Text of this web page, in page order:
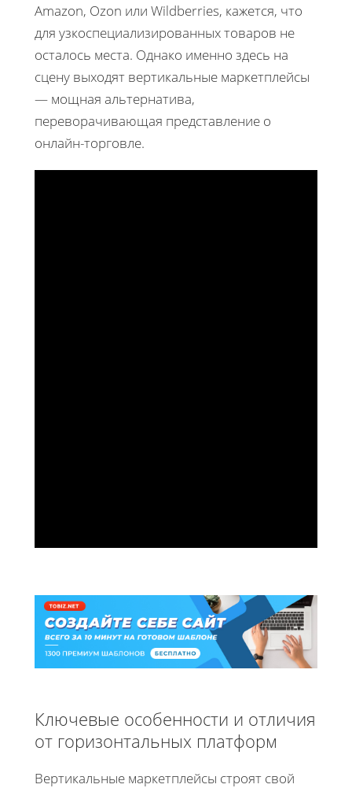
Amazon, Ozon или Wildberries, кажется, что
для узкоспециализированных товаров не
осталось места. Однако именно здесь на
сцену выходят вертикальные маркетплейсы
— мощная альтернатива,
переворачивающая представление о
онлайн-торговле.
Ключевые особенности и отличия
от горизонтальных платформ
Вертикальные маркетплейсы строят свой